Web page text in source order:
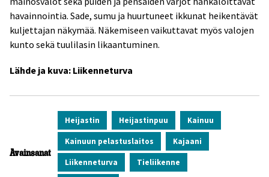
havainnointia. Sade, sumu ja huurtuneet ikkunat heikentävät
kuljettajan näkymää. Näkemiseen vaikuttavat myös valojen
kunto sekä tuulilasin likaantuminen.
Lähde ja kuva: Liikenneturva
Avainsanat
Heijastin Heijastinpuu Kainuu
Kainuun pelastuslaitos Kajaani
Liikenneturva Tieliikenne